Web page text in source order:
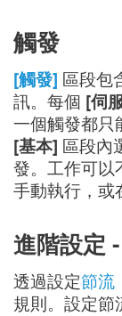
觸發
[觸發] 區段包
訊。每個 [伺
一個觸發都只
[基本] 區段內
發。工作可以
手動執行，或
進階設定
透過設定節流
規則。設定節